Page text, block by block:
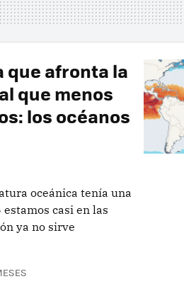
que afronta la
que menos
los océanos
oceánica tenía una
casi en las
ya no sirve